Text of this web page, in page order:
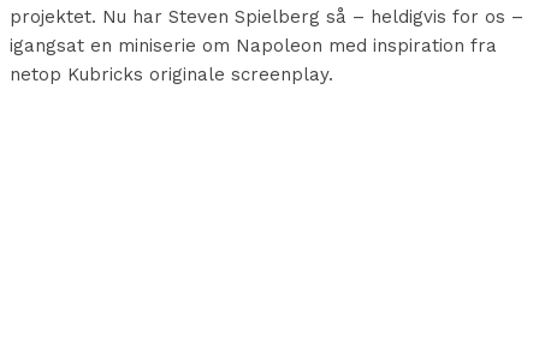
projektet. Nu har Steven Spielberg så – heldigvis for os –
igangsat en miniserie om Napoleon med inspiration fra
netop Kubricks originale screenplay.